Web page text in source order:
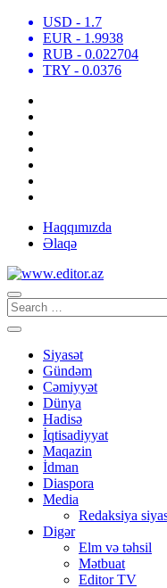
USD - 1.7
EUR - 1.9938
RUB - 0.022704
TRY - 0.0376
Haqqımızda
Əlaqə
Siyasət
Gündəm
Cəmiyyət
Dünya
Hadisə
İqtisadiyyat
Maqazin
İdman
Diaspora
Media
Redaksiya
Digər
Elm və təhsil
Mətbuat
Editor TV